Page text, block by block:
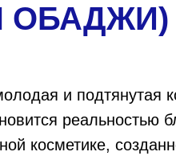
ОБАДЖИ)
и подтянутая
реальностью
косметике,